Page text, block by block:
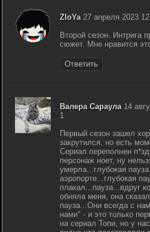
ZloYa27 апреля 2023
Второй сезон. Интрига
сюжет. Мне нравится
Ответить
Валера Сараула14
1
Первый сезон зашел
закрутился, но есть
Сериал переполнен
персонаж ноет, ну
умерла...глубокая
аэропорте...глубокая
плакал...пауза...вдруг
обняла меня, она
пауза...Они всегда с
нами" - и это только
на сериал Топи, но у